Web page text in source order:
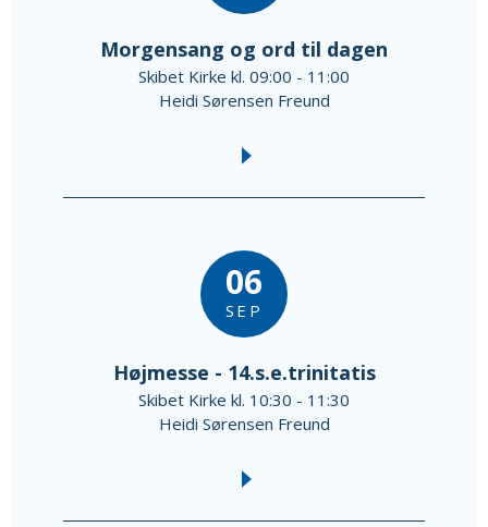
Morgensang og ord til dagen
Skibet Kirke kl. 09:00 - 11:00
Heidi Sørensen Freund
06
SEP
Højmesse - 14.s.e.trinitatis
Skibet Kirke kl. 10:30 - 11:30
Heidi Sørensen Freund